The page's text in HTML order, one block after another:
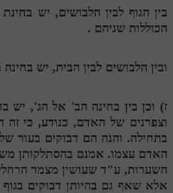
בין הגוף לבין הלבושים, יש
הכוללות שניהם .
ובין הלבושים לבין הבית, יש
ז) וכן בין בחינה הב' אל הג', יש
וצפרנים של האדם, כנודע, כי
בתחילה. והנה הם דבוקים בעור
האדם עצמו. אמנם בהסתלקותן
השערות, ע"ד שעושין מצמר
אלא שאף גם בהיותן דבוקים